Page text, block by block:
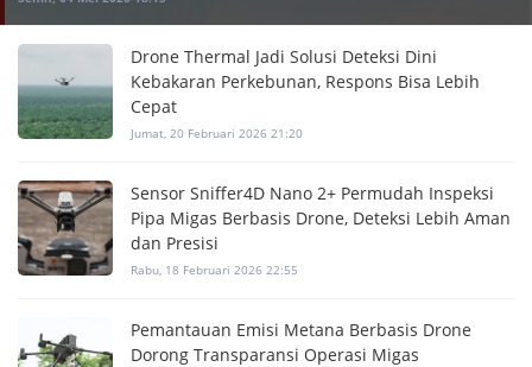
Drone Thermal Jadi Solusi Deteksi Dini
Kebakaran Perkebunan, Respons Bisa Lebih
Cepat
Jumat, 20 Februari 2026 21:20
Sensor Sniffer4D Nano 2+ Permudah Inspeksi
Pipa Migas Berbasis Drone, Deteksi Lebih Aman
dan Presisi
Rabu, 18 Februari 2026 22:55
Pemantauan Emisi Metana Berbasis Drone
Dorong Transparansi Operasi Migas